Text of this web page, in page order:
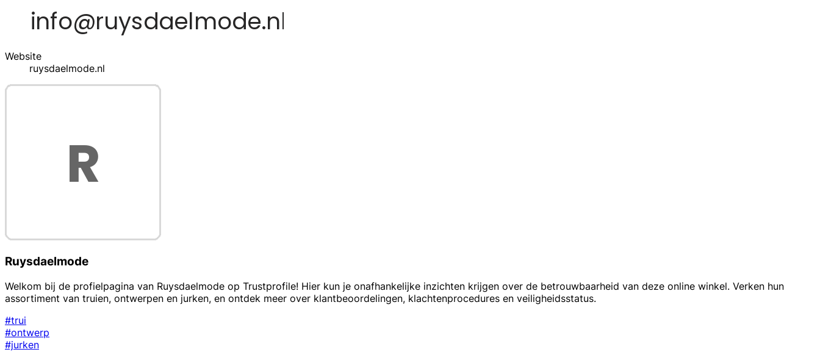
Website
ruysdaelmode.nl
Ruysdaelmode
Welkom bij de profielpagina van Ruysdaelmode op Trustprofile! Hier kun je onafhankelijke inzichten krijgen over de betrouwbaarheid van deze online winkel. Verken hun
assortiment van truien, ontwerpen en jurken, en ontdek meer over klantbeoordelingen, klachtenprocedures en veiligheidsstatus.
#trui
#ontwerp
#jurken